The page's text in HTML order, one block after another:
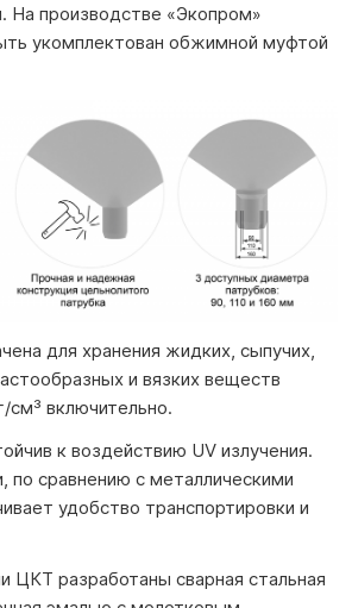
производстве «Экопром»
укомплектован обжимной муфтой
для хранения жидких, сыпучих,
и вязких веществ
см³ включительно.
к воздействию UV излучения.
по сравнению с металлическими
удобство транспортировки и
ЦКТ разработаны сварная стальная